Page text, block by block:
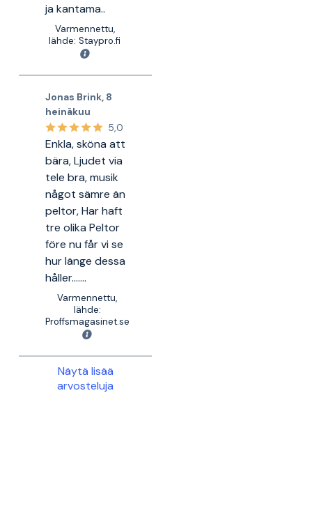
ja kantama..
Varmennettu,
lähde: Staypro.fi
Jonas Brink, 8
heinäkuu
5,0
Enkla, sköna att
bära, Ljudet via
tele bra, musik
något sämre än
peltor, Har haft
tre olika Peltor
före nu får vi se
hur länge dessa
håller.......
Varmennettu,
lähde:
Proffsmagasinet.se
Näytä lisää
arvosteluja